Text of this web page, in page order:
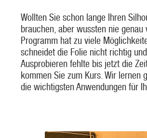
Wollten Sie schon lange Ihren
brauchen, aber wussten nie genau
Programm hat zu viele
schneidet die Folie nicht richtig
Ausprobieren fehlte bis jetzt die
kommen Sie zum Kurs. Wir lernen
die wichtigsten Anwendungen für